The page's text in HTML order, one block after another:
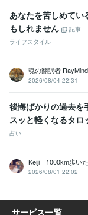
あなたを苦しめてい
もしれません
記事
ライフスタイル
魂の翻訳者 RayMind
2026/08/04 22:31
後悔ばかりの過去を
スッと軽くなるタロ
占い
Keiji｜1000km歩い
2026/08/01 22:02